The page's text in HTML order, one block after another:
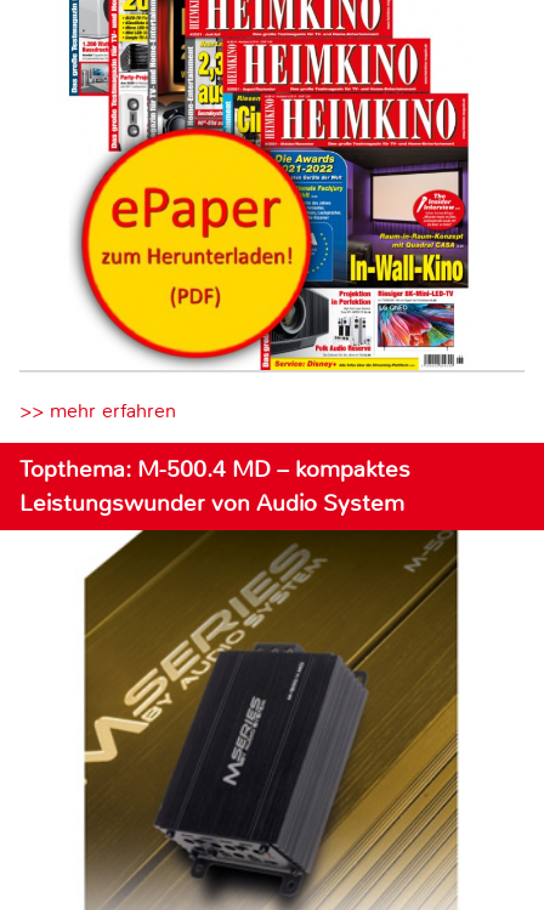
>> mehr erfahren
Topthema: M-500.4 MD – kompaktes
Leistungswunder von Audio System